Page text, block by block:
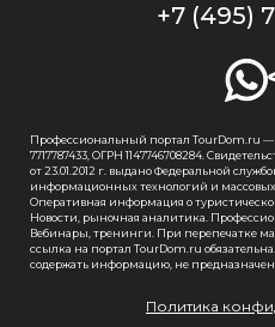
+7 (495)
Профессиональный портал TourDom.ru
7717787433, ОГРН 1147746708284.
от 23.01.2012 г. выдано Федеральной
информационных технологий и
Оперативная информация о
Новости, рыночная аналитика.
Вебинары, тренинги. При перепечатке
ссылка на портал TourDom.ru
содержать информацию, не
Политика